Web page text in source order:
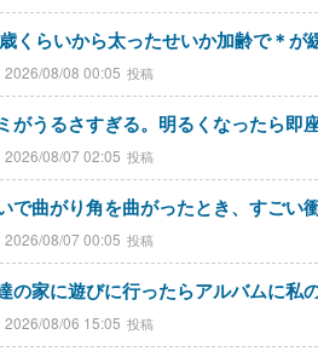
くらいから太ったせいか加齢で＊
2026/08/08 00:05
がうるさすぎる。明るくなったら即
2026/08/07 02:05
で曲がり角を曲がったとき、すごい
2026/08/07 00:05
の家に遊びに行ったらアルバムに私
2026/08/06 15:05